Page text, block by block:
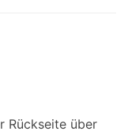
Rückseite über